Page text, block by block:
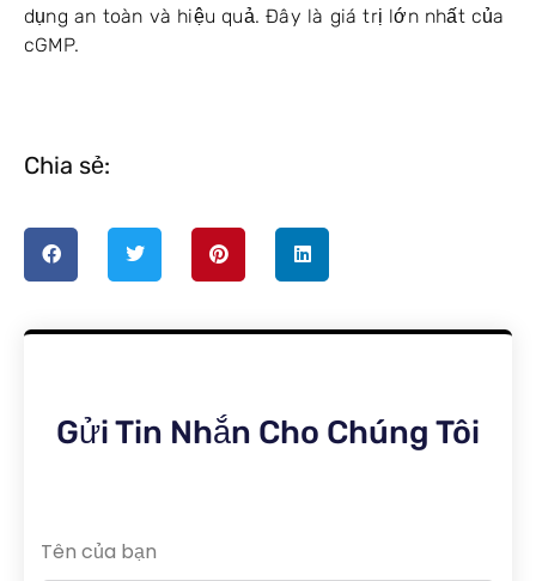
dụng an toàn và hiệu quả. Đây là giá trị lớn nhất của
cGMP.
Chia sẻ:
Gửi Tin Nhắn Cho Chúng Tôi
Tên của bạn